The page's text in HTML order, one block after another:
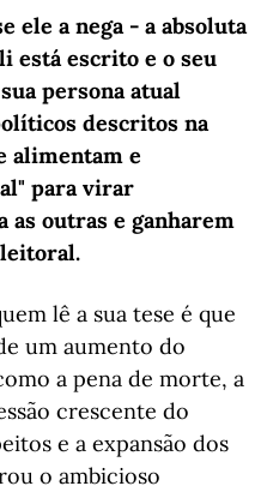
ele a nega - a absoluta
está escrito e o seu
persona atual
descritos na
alimentam e
para virar
as outras e ganharem
lê a sua tese é que
um aumento do
a pena de morte, a
crescente do
e a expansão dos
o ambicioso